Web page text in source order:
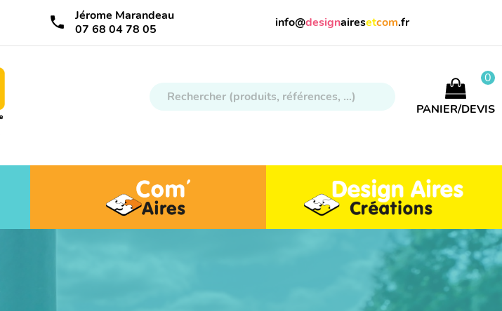
call
Jérome Marandeau
07 68 04 78 05
info@designairesetcom.fr
0
PANIER/DEVIS